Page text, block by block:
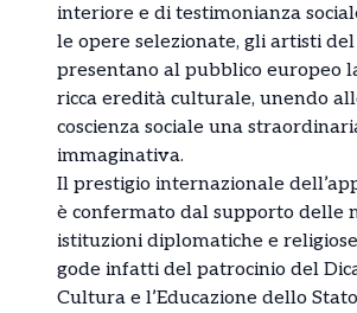
interiore e di testimonianza
le opere selezionate, gli artisti
presentano al pubblico europeo
ricca eredità culturale, unendo
coscienza sociale una
immaginativa.
Il prestigio internazionale
è confermato dal supporto delle
istituzioni diplomatiche e
gode infatti del patrocinio del
Cultura e l’Educazione dello